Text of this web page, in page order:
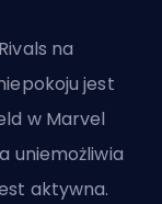
na
jest
w Marvel
uniemożliwia
aktywna.